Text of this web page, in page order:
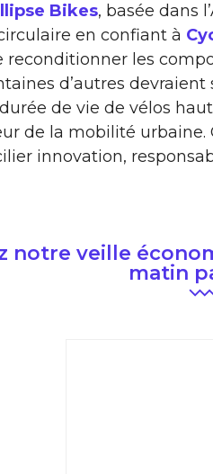
Bikes, basée dans
en confiant à
reconditionner les
d’autres
de vie de vélos
de la mobilité
innovation,
notre veille
matin